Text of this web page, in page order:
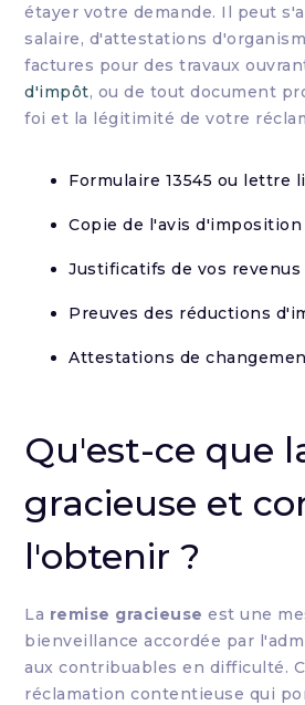
étayer votre demande. Il peut
salaire, d'attestations
factures pour des travaux
d'impôt, ou de tout document
foi et la légitimité de votre
Formulaire 13545 ou lettre
Copie de l'avis
Justificatifs de vos revenus
Preuves des réductions
Attestations de
Qu'est-ce que
gracieuse et
l'obtenir ?
La remise gracieuse est une
bienveillance accordée par
aux contribuables en difficulté.
réclamation contentieuse qui